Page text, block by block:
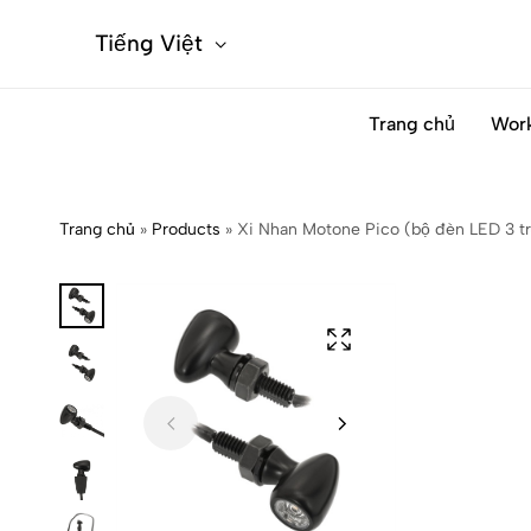
Tiếng Việt
Trang chủ
Trang chủ » Products » Xi Nhan Motone Pico (bộ đèn LED 3